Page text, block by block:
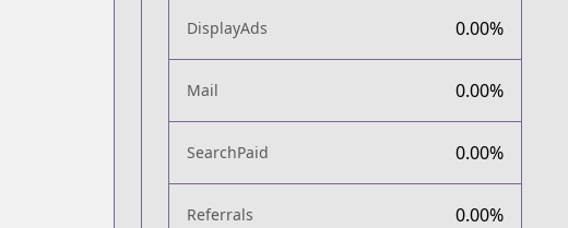
DisplayAds 0.00%
Mail 0.00%
SearchPaid 0.00%
Referrals 0.00%